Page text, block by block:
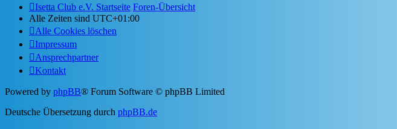
Isetta Club e.V. Startseite Foren-Übersicht
Alle Zeiten sind UTC+01:00
Alle Cookies löschen
Impressum
Ansprechpartner
Kontakt
Powered by phpBB® Forum Software © phpBB Limited
Deutsche Übersetzung durch phpBB.de